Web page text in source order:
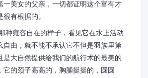
一美女的父亲，一切都证明这个富有才
有根据的。
雍容自在的样子，看见它在水上活动
自由，就不能不承认它不但是羽族里第
是大自然提供给我们的航行术的最美的
它的颈子高高的，胸脯挺挺的，圆圆